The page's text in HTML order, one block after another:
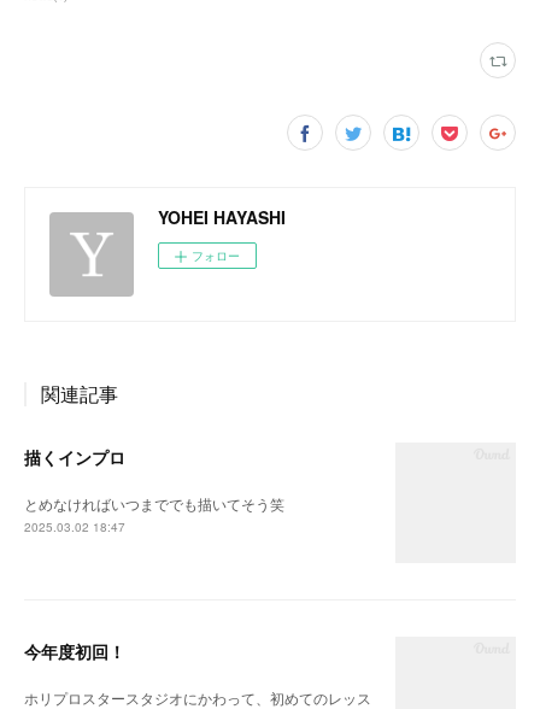
YOHEI HAYASHI
フォロー
関連記事
描くインプロ
とめなければいつまででも描いてそう笑
2025.03.02 18:47
今年度初回！
ホリプロスタースタジオにかわって、初めてのレッス